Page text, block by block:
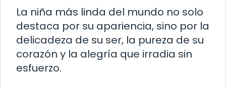
La niña más linda del mundo no solo
destaca por su apariencia, sino por la
delicadeza de su ser, la pureza de su
corazón y la alegría que irradia sin
esfuerzo.